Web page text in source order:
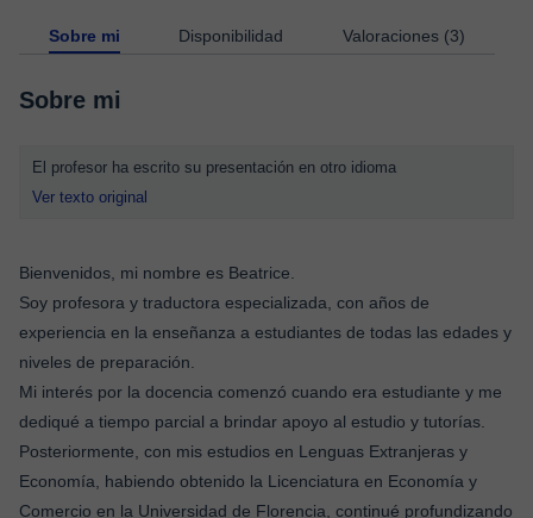
Sobre mi Disponibilidad Valoraciones (3)
Sobre mi
El profesor ha escrito su presentación en otro idioma
Ver texto original
Bienvenidos, mi nombre es Beatrice.
Soy profesora y traductora especializada, con años de
experiencia en la enseñanza a estudiantes de todas las edades y
niveles de preparación.
Mi interés por la docencia comenzó cuando era estudiante y me
dediqué a tiempo parcial a brindar apoyo al estudio y tutorías.
Posteriormente, con mis estudios en Lenguas Extranjeras y
Economía, habiendo obtenido la Licenciatura en Economía y
Comercio en la Universidad de Florencia, continué profundizando